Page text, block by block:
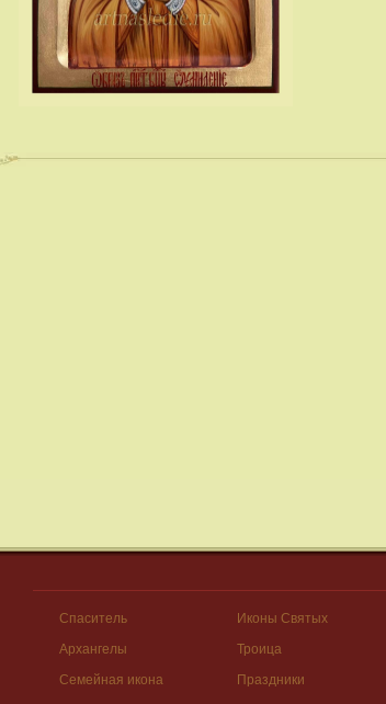
Спаситель Иконы Святых
Архангелы Троица
Семейная икона Праздники